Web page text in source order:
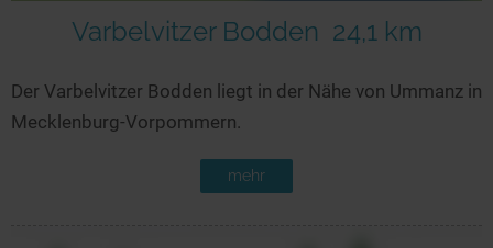
Varbelvitzer Bodden 24,1 km
Der Varbelvitzer Bodden liegt in der Nähe von Ummanz in
Mecklenburg-Vorpommern.
mehr